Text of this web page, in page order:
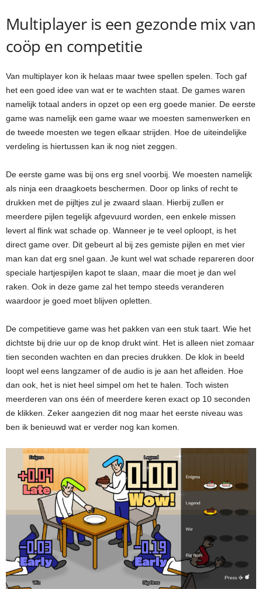
Multiplayer is een gezonde mix van
coöp en competitie
Van multiplayer kon ik helaas maar twee spellen spelen. Toch gaf
het een goed idee van wat er te wachten staat. De games waren
namelijk totaal anders in opzet op een erg goede manier. De eerste
game was namelijk een game waar we moesten samenwerken en
de tweede moesten we tegen elkaar strijden. Hoe de uiteindelijke
verdeling is hiertussen kan ik nog niet zeggen.
De eerste game was bij ons erg snel voorbij. We moesten namelijk
als ninja een draagkoets beschermen. Door op links of recht te
drukken met de pijltjes zul je zwaard slaan. Hierbij zullen er
meerdere pijlen tegelijk afgevuurd worden, een enkele missen
levert al flink wat schade op. Wanneer je te veel oploopt, is het
direct game over. Dit gebeurt al bij zes gemiste pijlen en met vier
man kan dat erg snel gaan. Je kunt wel wat schade repareren door
speciale hartjespijlen kapot te slaan, maar die moet je dan wel
raken. Ook in deze game zal het tempo steeds veranderen
waardoor je goed moet blijven opletten.
De competitieve game was het pakken van een stuk taart. Wie het
dichtste bij drie uur op de knop drukt wint. Het is alleen niet zomaar
tien seconden wachten en dan precies drukken. De klok in beeld
loopt wel eens langzamer of de audio is je aan het afleiden. Hoe
dan ook, het is niet heel simpel om het te halen. Toch wisten
meerderen van ons één of meerdere keren exact op 10 seconden
de klikken. Zeker aangezien dit nog maar het eerste niveau was
ben ik benieuwd wat er verder nog kan komen.